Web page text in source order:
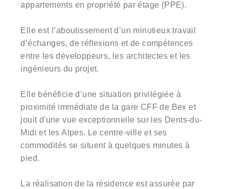
appartements en propriété par étage (PPE).
Elle est l’aboutissement d’un minutieux travail
d’échanges, de réflexions et de compétences
entre les développeurs, les architectes et les
ingénieurs du projet.
Elle bénéficie d’une situation privilégiée à
proximité immédiate de la gare CFF de Bex et
jouit d'une vue exceptionnelle sur les Dents-du-
Midi et les Alpes. Le centre-ville et ses
commodités se situent à quelques minutes à
pied.
La réalisation de la résidence est assurée par